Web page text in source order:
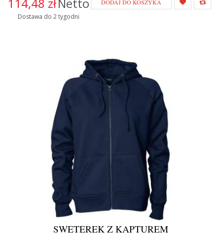
114,48 złNetto
Dostawa do 2 tygodni
DODAJ DO KOSZYKA
SWETEREK Z KAPTUREM